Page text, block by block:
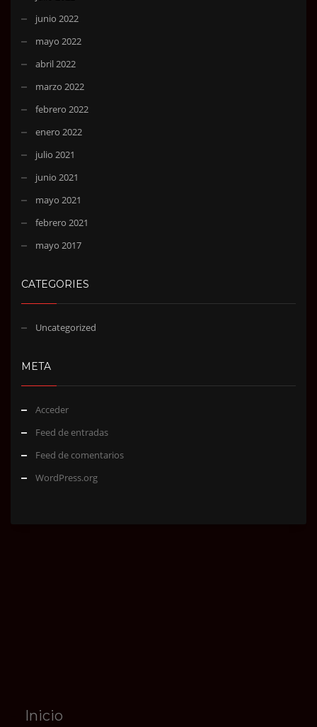
junio 2022
mayo 2022
abril 2022
marzo 2022
febrero 2022
enero 2022
julio 2021
junio 2021
mayo 2021
febrero 2021
mayo 2017
CATEGORIES
Uncategorized
META
Acceder
Feed de entradas
Feed de comentarios
WordPress.org
Inicio